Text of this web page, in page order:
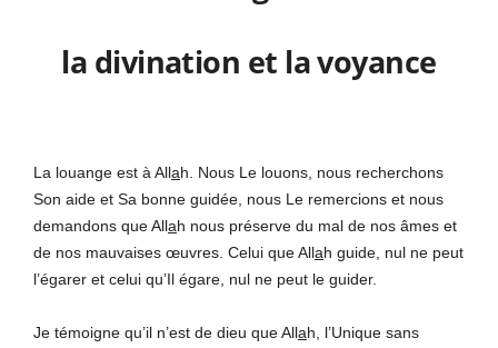
la divination et la voyance
La louange est à Allah. Nous Le louons, nous recherchons
Son aide et Sa bonne guidée, nous Le remercions et nous
demandons que Allah nous préserve du mal de nos âmes et
de nos mauvaises œuvres. Celui que Allah guide, nul ne peut
l’égarer et celui qu’Il égare, nul ne peut le guider.
Je témoigne qu’il n’est de dieu que Allah, l’Unique sans